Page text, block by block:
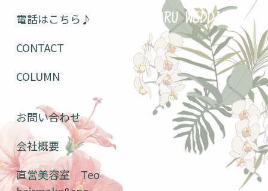
電話はこちら♪
CONTACT
COLUMN
YAMBARU WEDDING
お問い合わせ
会社概要
直営美容室 Teo